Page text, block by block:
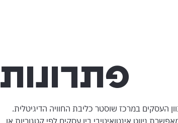
פתרונות
העסקים במרכז שוסטר כליבת החוויה הדיגיטלית.